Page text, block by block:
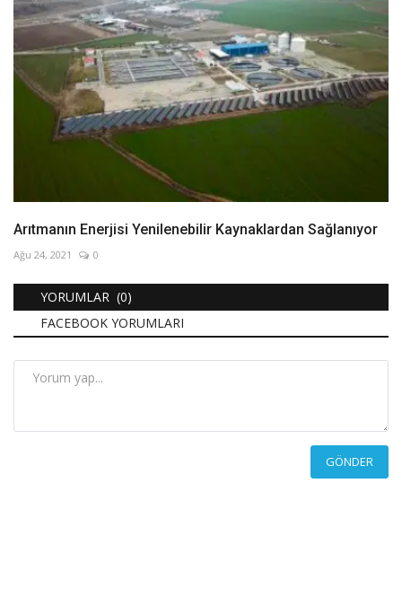
Arıtmanın Enerjisi Yenilenebilir Kaynaklardan Sağlanıyor
Ağu 24, 2021 0
YORUMLAR (0)
FACEBOOK YORUMLARI
GÖNDER